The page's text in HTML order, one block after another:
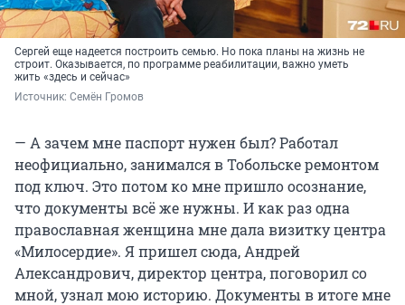
Сергей еще надеется построить семью. Но пока планы на жизнь не
строит. Оказывается, по программе реабилитации, важно уметь
жить «здесь и сейчас»
Источник: Семён Громов
— А зачем мне паспорт нужен был? Работал
неофициально, занимался в Тобольске ремонтом
под ключ. Это потом ко мне пришло осознание,
что документы всё же нужны. И как раз одна
православная женщина мне дала визитку центра
«Милосердие». Я пришел сюда, Андрей
Александрович, директор центра, поговорил со
мной, узнал мою историю. Документы в итоге мне